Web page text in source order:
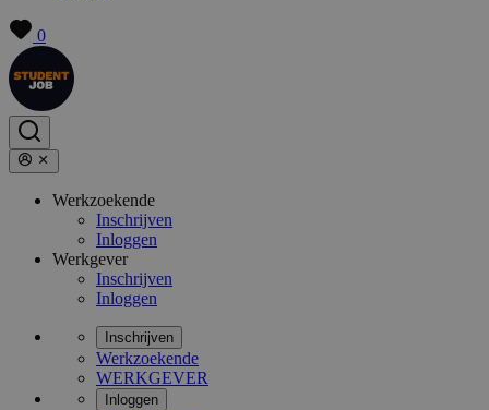
0
Werkzoekende
Inschrijven
Inloggen
Werkgever
Inschrijven
Inloggen
Inschrijven
Werkzoekende
WERKGEVER
Inloggen